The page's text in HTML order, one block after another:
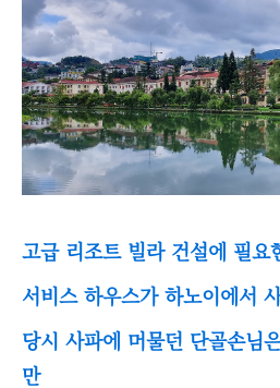
고급 리조트 빌라 건설에 필요
서비스 하우스가 하노이에서
당시 사파에 머물던 단골손님
만